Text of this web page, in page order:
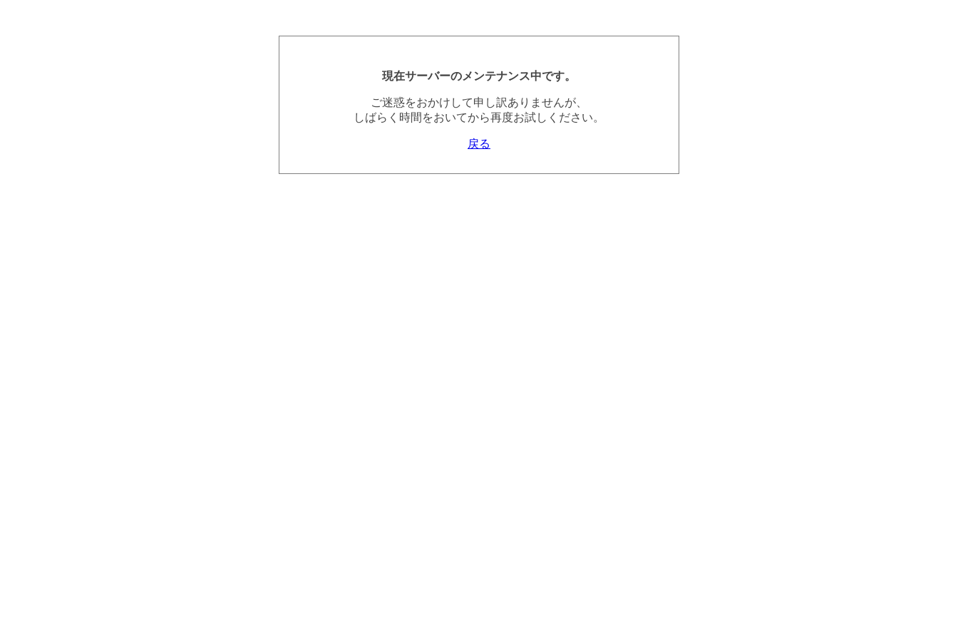
現在サーバーのメンテナンス中です。
ご迷惑をおかけして申し訳ありませんが、
しばらく時間をおいてから再度お試しください。
戻る